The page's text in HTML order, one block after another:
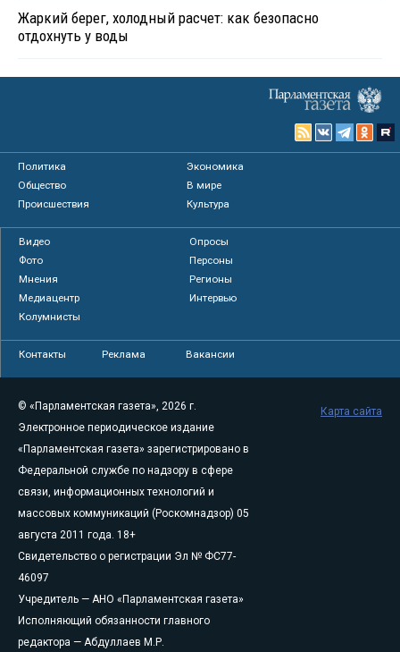
Жаркий берег, холодный расчет: как безопасно
отдохнуть у воды
Политика
Экономика
Общество
В мире
Происшествия
Культура
Видео
Опросы
Фото
Персоны
Мнения
Регионы
Медиацентр
Интервью
Колумнисты
Контакты Реклама Вакансии
© «Парламентская газета», 2026 г.
Электронное периодическое издание
«Парламентская газета» зарегистрировано в
Федеральной службе по надзору в сфере
связи, информационных технологий и
массовых коммуникаций (Роскомнадзор) 05
августа 2011 года. 18+
Свидетельство о регистрации Эл № ФС77-
46097
Учредитель — АНО «Парламентская газета»
Исполняющий обязанности главного
редактора — Абдуллаев М.Р.
Карта сайта